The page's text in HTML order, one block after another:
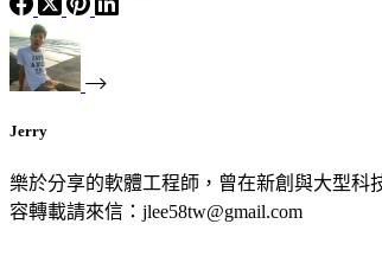
Jerry
樂於分享的軟體工程師，曾在新創與大型科
容轉載請來信：jlee58tw@gmail.com